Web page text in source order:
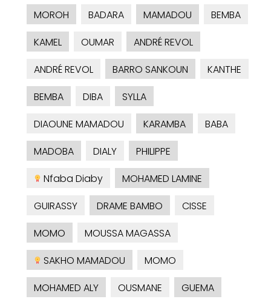
MOROH
BADARA MAMADOU
BEMBA
KAMEL
OUMAR
ANDRÉ REVOL
ANDRÉ REVOL
BARRO SANKOUN
KANTHE
BEMBA
DIBA
SYLLA
DIAOUNE MAMADOU
KARAMBA
BABA
MADOBA
DIALY
PHILIPPE
Nfaba Diaby
MOHAMED LAMINE
GUIRASSY
DRAME BAMBO
CISSE
MOMO
MOUSSA MAGASSA
SAKHO MAMADOU
MOMO
MOHAMED ALY
OUSMANE
GUEMA